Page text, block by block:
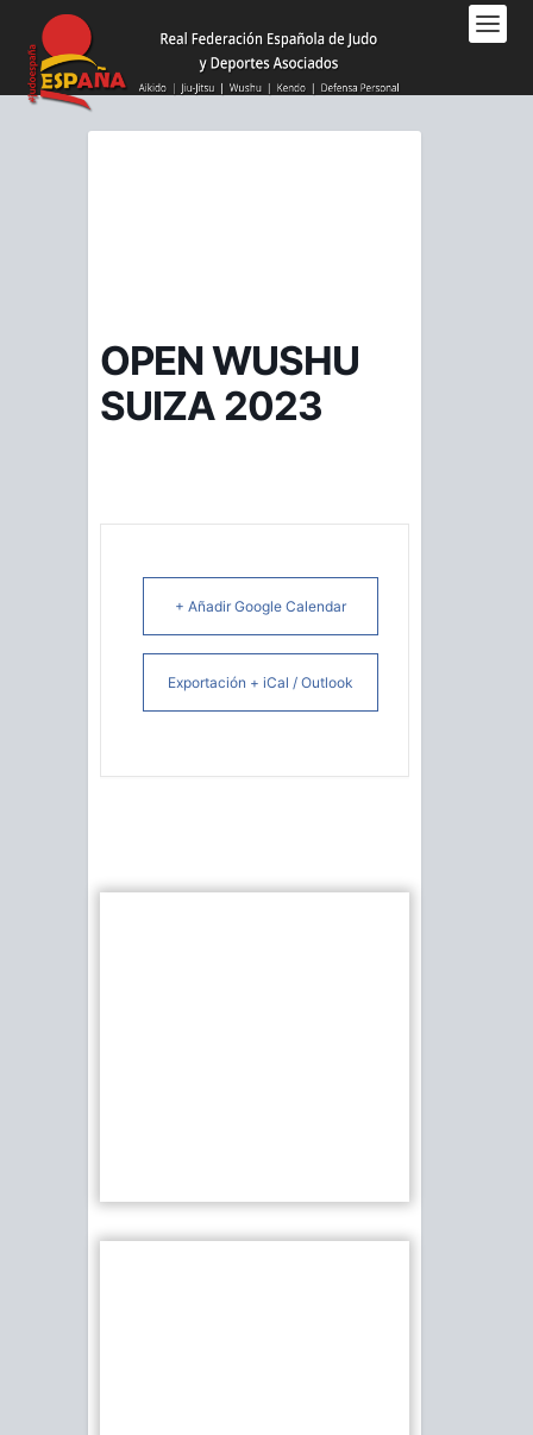
este
sitio
web
OPEN WUSHU
SUIZA 2023
+ Añadir Google Calendar
Exportación + iCal / Outlook